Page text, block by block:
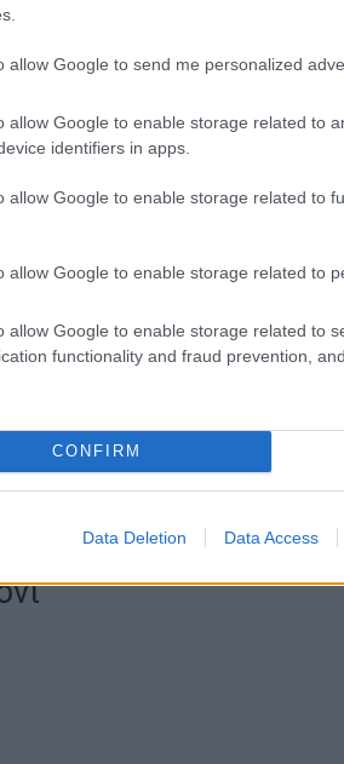
allow Google to send me personalized
allow Google to enable storage related to
identifiers in apps.
allow Google to enable storage related to
allow Google to enable storage related to
allow Google to enable storage related to
functionality and fraud prevention,
CONFIRM
Data Deletion Data Access
Το στρώνουμε ωραία με την ανάποδη
βάζουμε στο ψυγείο. Το γλυκό αυτό το
μέρα.
και πριν το σερβίρουμε,
μία ροδέλα ανανά και στο κέντρο
τις κόβουμε και τις γαρνίρουμε
λεμόνι από την Αργυρώ
την λύση. Πιο συγκεκριμένα, ψάξαμε
το φτιάξετε θα γλύφετε αναμφίβολα τα
των 25 λεπτών.